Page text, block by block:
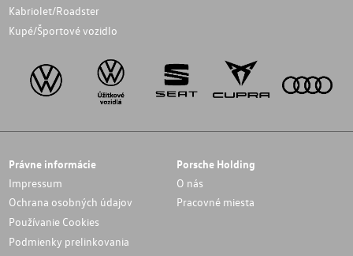
Kabriolet/Roadster
Kupé/Športové vozidlo
Právne informácie
Impressum
Ochrana osobných údajov
Používanie Cookies
Podmienky prelinkovania
Porsche Holding
O nás
Pracovné miesta